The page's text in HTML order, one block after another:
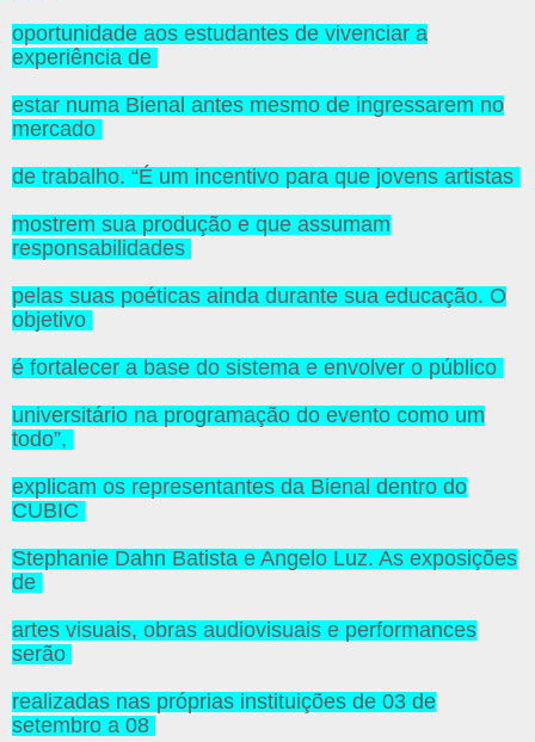
oportunidade aos estudantes de vivenciar a
experiência de
estar numa Bienal antes mesmo de ingressarem no
mercado
de trabalho. “É um incentivo para que jovens artistas
mostrem sua produção e que assumam
responsabilidades
pelas suas poéticas ainda durante sua educação. O
objetivo
é fortalecer a base do sistema e envolver o público
universitário na programação do evento como um
todo”,
explicam os representantes da Bienal dentro do
CUBIC
Stephanie Dahn Batista e Angelo Luz. As exposições
de
artes visuais, obras audiovisuais e performances
serão
realizadas nas próprias instituições de 03 de
setembro a 08